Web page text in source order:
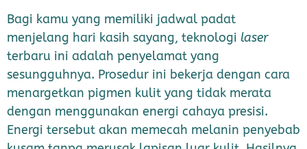
Bagi kamu yang memiliki jadwal padat
menjelang hari kasih sayang, teknologi laser
terbaru ini adalah penyelamat yang
sesungguhnya. Prosedur ini bekerja dengan cara
menargetkan pigmen kulit yang tidak merata
dengan menggunakan energi cahaya presisi.
Energi tersebut akan memecah melanin penyebab